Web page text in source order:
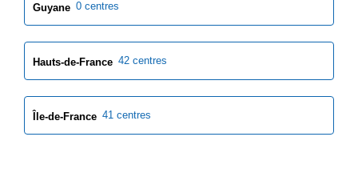
Guyane 0 centres
Hauts-de-France 42 centres
Île-de-France 41 centres